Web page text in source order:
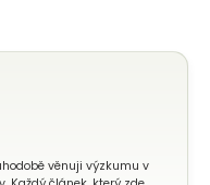
věnuji výzkumu v